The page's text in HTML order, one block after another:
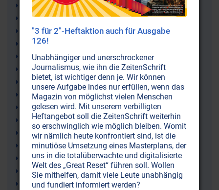
Meersalz
Steinsalz
Peter Ferreira
Kristallsalz
Sole
Salzwasser
Säure-Basen-Gleichgewicht
Himalayasalz
Alzheimer-Krankheit
Salzkristall-Lampen
Wasser
Übersäuerung
Sonnenstrahlen
Asthma
Resonanzen
"3 für 2"-Heftaktion auch für Ausgabe
126!
Unabhängiger und unerschrockener
Journalismus, wie ihn die ZeitenSchrift
bietet, ist wichtiger denn je. Wir können
unsere Aufgabe indes nur erfüllen, wenn das
Magazin von möglichst vielen Menschen
gelesen wird. Mit unserem verbilligten
Heftangebot soll die ZeitenSchrift weiterhin
so erschwinglich wie möglich bleiben. Womit
wir nämlich heute konfrontiert sind, ist die
minutiöse Umsetzung eines Masterplans, der
uns in die totalüberwachte und digitalisierte
Welt des „Great Reset“ führen soll. Wollen
Sie mithelfen, damit viele Leute unabhängig
und fundiert informiert werden?